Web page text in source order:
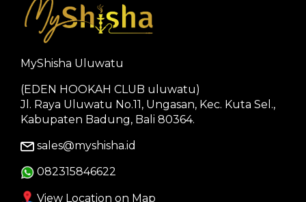
MyShisha Uluwatu
(EDEN HOOKAH CLUB uluwatu)
Jl. Raya Uluwatu No.11, Ungasan, Kec. Kuta Sel.,
Kabupaten Badung, Bali 80364.
sales@myshisha.id
082315846622
View Location on Map